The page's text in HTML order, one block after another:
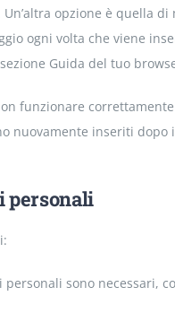
opzione è quella
ogni volta che viene
Guida del tuo
funzionare
nuovamente inseriti
personali
sono necessari,